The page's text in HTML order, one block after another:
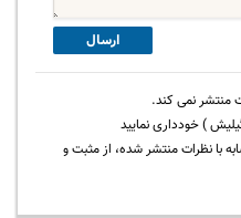
ارسال
منتشر نمی کند.
) خودداری نمایید
با نظرات منتشر شده، از مثبت و